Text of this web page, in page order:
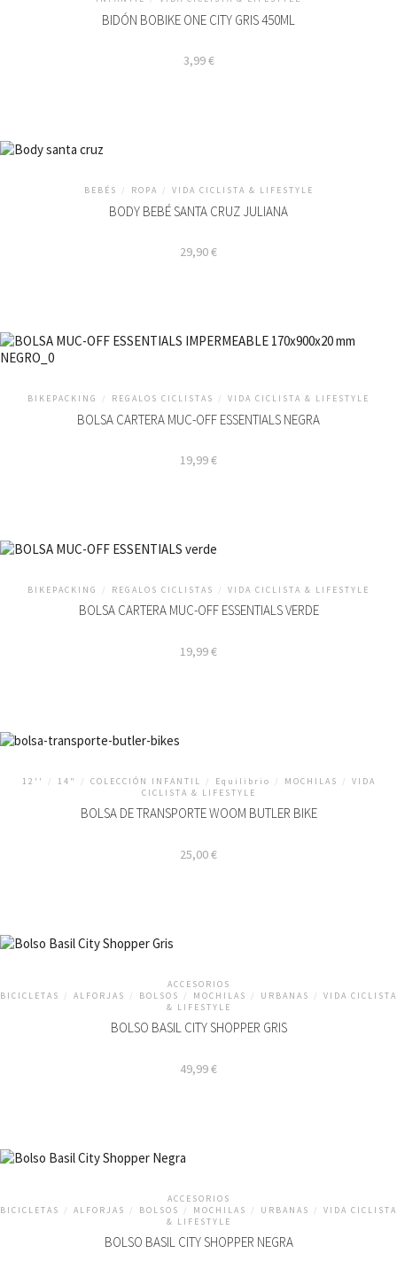
BIDÓN BOBIKE ONE CITY GRIS 450ML
3,99€
BEBÉS / ROPA / VIDA CICLISTA & LIFESTYLE
BODY BEBÉ SANTA CRUZ JULIANA
29,90€
BIKEPACKING / REGALOS CICLISTAS / VIDA CICLISTA & LIFESTYLE
BOLSA CARTERA MUC-OFF ESSENTIALS NEGRA
19,99€
BIKEPACKING / REGALOS CICLISTAS / VIDA CICLISTA & LIFESTYLE
BOLSA CARTERA MUC-OFF ESSENTIALS VERDE
19,99€
12'' / 14" / COLECCIÓN INFANTIL / Equilibrio / MOCHILAS /
VIDA
CICLISTA & LIFESTYLE
BOLSA DE TRANSPORTE WOOM BUTLER BIKE
25,00€
ACCESORIOS
BICICLETAS
/ ALFORJAS / BOLSOS / MOCHILAS / URBANAS /
VIDA CICLISTA
& LIFESTYLE
BOLSO BASIL CITY SHOPPER GRIS
49,99€
ACCESORIOS
BICICLETAS
/ ALFORJAS / BOLSOS / MOCHILAS / URBANAS /
VIDA CICLISTA
& LIFESTYLE
BOLSO BASIL CITY SHOPPER NEGRA